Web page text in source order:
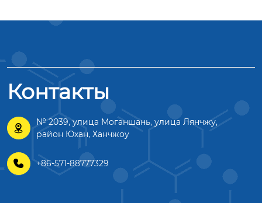
Контакты

№ 2039, улица Моганшань, улица Лянчжу,
район Юхан, Ханчжоу
 +86-571-88777329